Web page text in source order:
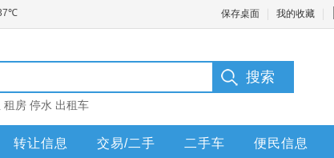
保存桌面 我的收藏
租房 停水 出租车
转让信息 交易/二手 二手车 便民信息